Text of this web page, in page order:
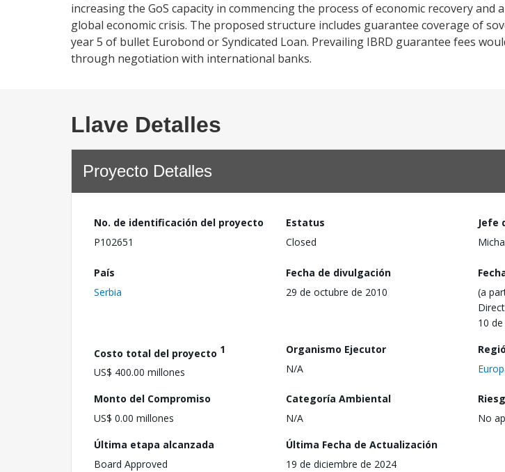
increasing the GoS capacity in commencing the process of economic recovery
global economic crisis. The proposed structure includes guarantee coverage of
year 5 of bullet Eurobond or Syndicated Loan. Prevailing IBRD guarantee fees
through negotiation with international banks.
Llave Detalles
Proyecto Detalles
No. de identificación del proyecto
P102651
Estatus
Closed
Jefe
País
Serbia
Fecha de divulgación
29 de octubre de 2010
(a
10
Costo total del proyecto 1
US$ 400.00 millones
Organismo Ejecutor
N/A
Monto del Compromiso
US$ 0.00 millones
Categoría Ambiental
N/A
No
Última etapa alcanzada
Board Approved
Última Fecha de Actualización
19 de diciembre de 2024